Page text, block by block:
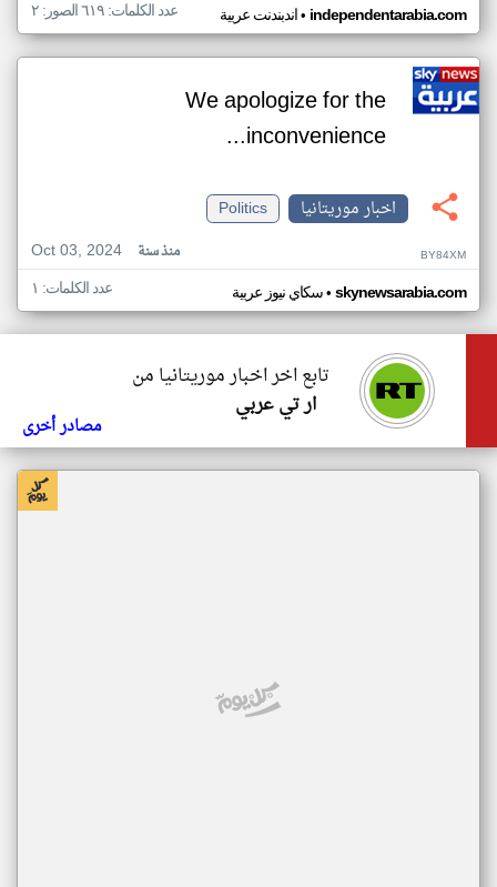
اندبندنت عربية• independentarabia.com عدد الكلمات: ٦١٩ الصور: ٢
We apologize for the
inconvenience...
اخبار موريتانيا
Politics
Oct 03, 2024
منذ سنة BY84XM
سكاي نيوز عربية• skynewsarabia.com عدد الكلمات: ١
تابع اخر اخبار موريتانيا من
ار تي عربي
مصادر أخرى